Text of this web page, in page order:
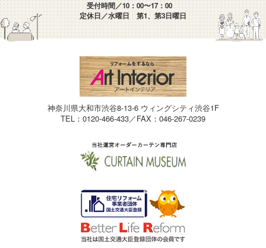
受付時間／10：00〜17：00
定休日／水曜日 第1、第3日曜日
神奈川県大和市渋谷8-13-6 ウィングシティ渋谷1F
TEL：0120-466-433／FAX：046-267-0239